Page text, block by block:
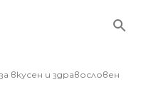
вкусен и здравословен